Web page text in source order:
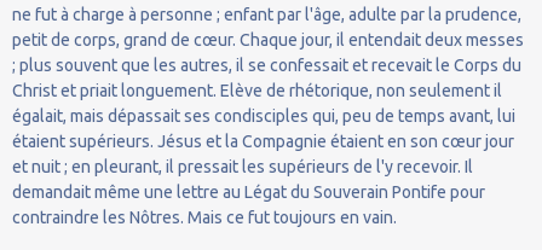
ne fut à charge à personne ; enfant par l'âge, adulte par la prudence,
petit de corps, grand de cœur. Chaque jour, il entendait deux messes
; plus souvent que les autres, il se confessait et recevait le Corps du
Christ et priait longuement. Elève de rhétorique, non seulement il
égalait, mais dépassait ses condisciples qui, peu de temps avant, lui
étaient supérieurs. Jésus et la Compagnie étaient en son cœur jour
et nuit ; en pleurant, il pressait les supérieurs de l'y recevoir. Il
demandait même une lettre au Légat du Souverain Pontife pour
contraindre les Nôtres. Mais ce fut toujours en vain.